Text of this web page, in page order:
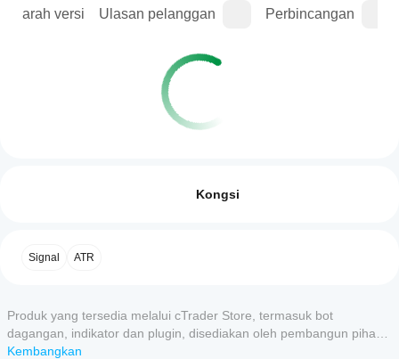
Sejarah versi Ulasan pelanggan Perbincangan
Ulasan pelanggan
Belum
ada
pemasangan,
mulakantika
cBot.
cTrader
menyokong
cBot?
Semua
Kongsi
Signal ATR
Produk yang tersedia melalui cTrader Store, termasuk bot
dagangan, indikator dan plugin, disediakan oleh pembangun pihak
ketiga dan diberikan akses untuk tujuan maklumat dan teknikal
Kembangkan